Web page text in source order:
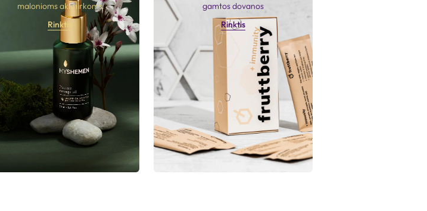
malonioms akimirkoms
Rinktis
gamtos dovanos
Rinktis